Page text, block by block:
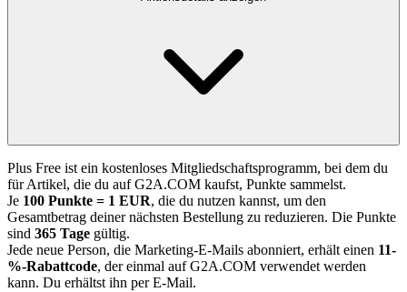
Plus Free ist ein kostenloses Mitgliedschaftsprogramm, bei dem du
für Artikel, die du auf G2A.COM kaufst, Punkte sammelst.
Je 100 Punkte = 1 EUR, die du nutzen kannst, um den
Gesamtbetrag deiner nächsten Bestellung zu reduzieren. Die Punkte
sind 365 Tage gültig.
Jede neue Person, die Marketing-E-Mails abonniert, erhält einen 11-
%-Rabattcode, der einmal auf G2A.COM verwendet werden
kann. Du erhältst ihn per E-Mail.